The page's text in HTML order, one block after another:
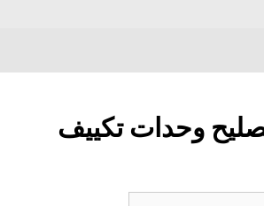
وحدات تكييف